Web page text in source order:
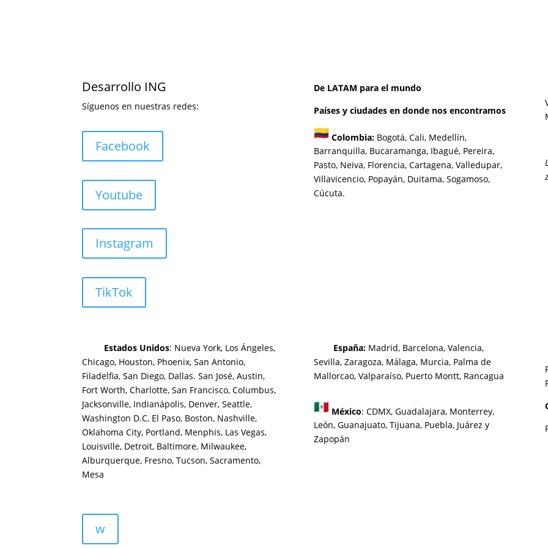
Desarrollo ING
Síguenos en nuestras redes:
Facebook
Youtube
Instagram
TikTok
De LATAM para el mundo
Países y ciudades en donde nos encontramos
Colombia: Bogotá,Cali, Medellín,
Barranquilla,Bucaramanga,Ibagué,Pereira,
Pasto, Neiva, Florencia, Cartagena, Valledupar,
Villavicencio,Popayán, Duitama, Sogamoso,
Cúcuta.
Estados Unidos: Nueva York, Los Ángeles,
Chicago, Houston, Phoenix, San Antonio,
Filadelfia, San Diego, Dallas. San José, Austin,
Fort Worth, Charlotte, San Francisco, Columbus,
Jacksonville, Indianápolis, Denver, Seattle,
Washington D.C, El Paso, Boston, Nashville,
Oklahoma City, Portland, Menphis, Las Vegas,
Louisville, Detroit, Baltimore, Milwaukee,
Alburquerque, Fresno, Tucson, Sacramento,
Mesa
España: Madrid, Barcelona, Valencia,
Sevilla, Zaragoza, Málaga, Murcia, Palma de
Mallorcao, Valparaíso, Puerto Montt, Rancagua
México: CDMX, Guadalajara, Monterrey,
León, Guanajuato, Tijuana, Puebla, Juárez y
Zapopán
w